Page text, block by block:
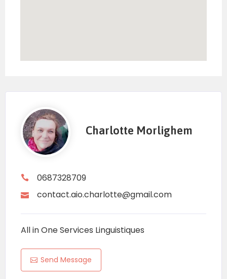
Charlotte Morlighem
0687328709
contact.aio.charlotte@gmail.com
All in One Services Linguistiques
Send Message